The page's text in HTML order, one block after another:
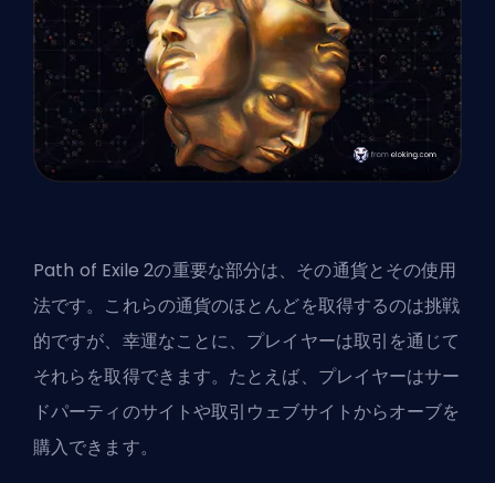
Path of Exile 2の重要な部分は、その通貨とその使用
法です。これらの通貨のほとんどを取得するのは挑戦
的ですが、幸運なことに、プレイヤーは取引を通じて
それらを取得できます。たとえば、プレイヤーはサー
ドパーティのサイトや取引ウェブサイトからオーブを
購入できます。